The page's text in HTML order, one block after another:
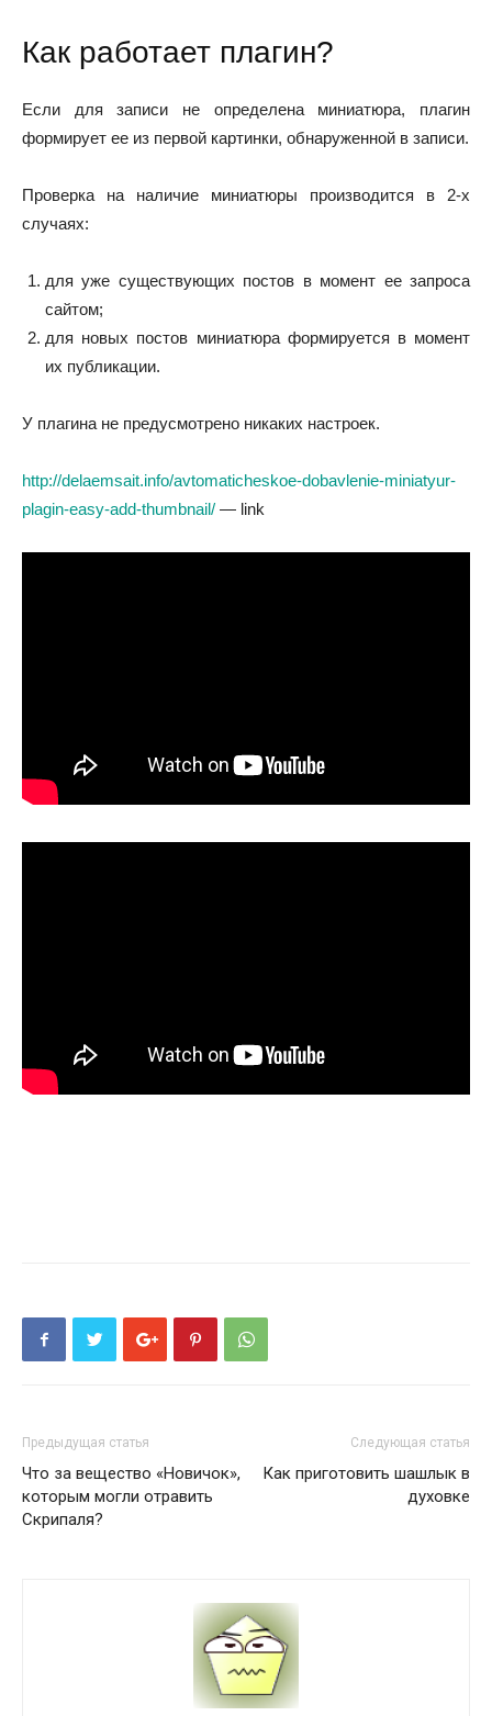
Как работает плагин?
Если для записи не определена миниатюра, плагин
формирует ее из первой картинки, обнаруженной в записи.
Проверка на наличие миниатюры производится в 2-х
случаях:
для уже существующих постов в момент ее запроса
сайтом;
для новых постов миниатюра формируется в момент
их публикации.
У плагина не предусмотрено никаких настроек.
http://delaemsait.info/avtomaticheskoe-dobavlenie-miniatyur-
plagin-easy-add-thumbnail/ — link
Предыдущая статья
Что за вещество «Новичок»,
которым могли отравить
Скрипаля?
Следующая статья
Как приготовить шашлык в
духовке